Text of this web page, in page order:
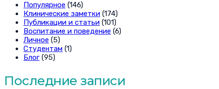
Популярное (146)
Клинические заметки (174)
Публикации и статьи (101)
Воспитание и поведение (6)
Личное (5)
Студентам (1)
Блог (95)
Последние записи